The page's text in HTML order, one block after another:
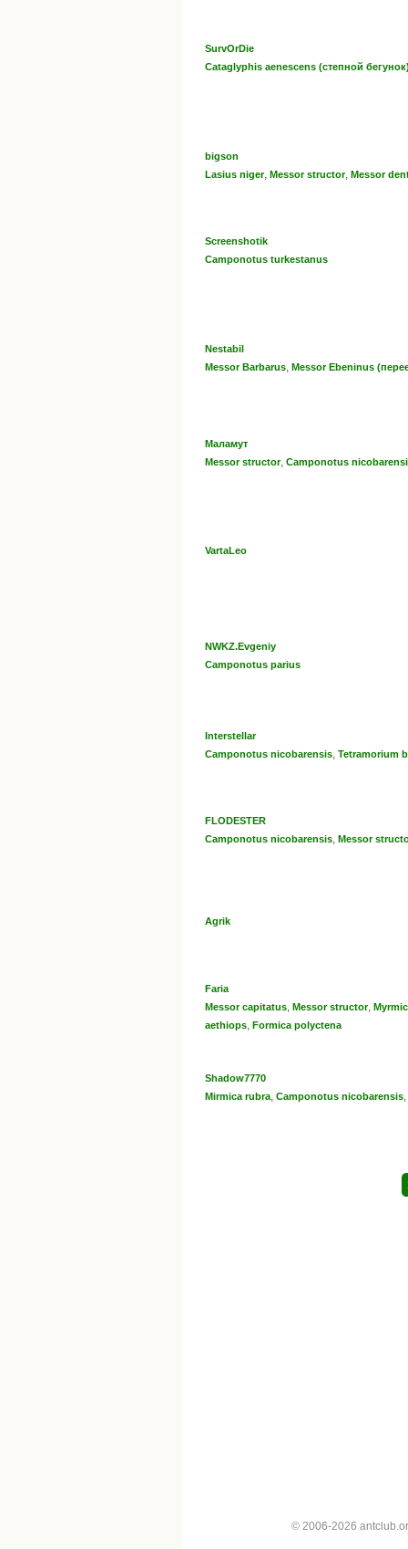
SurvOrDie
Cataglyphis aenescens (степной
bigson
Lasius niger, Messor structor, Messor
Screenshotik
Camponotus turkestanus
Nestabil
Messor Barbarus, Messor Ebeninus
Маламут
Messor structor, Camponotus
VartaLeo
NWKZ.Evgeniy
Camponotus parius
Interstellar
Camponotus nicobarensis, Tetramorium
FLODESTER
Camponotus nicobarensis, Messor
Agrik
Faria
Messor capitatus, Messor structor,
aethiops, Formica polyctena
Shadow7770
Mirmica rubra, Camponotus nicobarensis,
© 2006-2026